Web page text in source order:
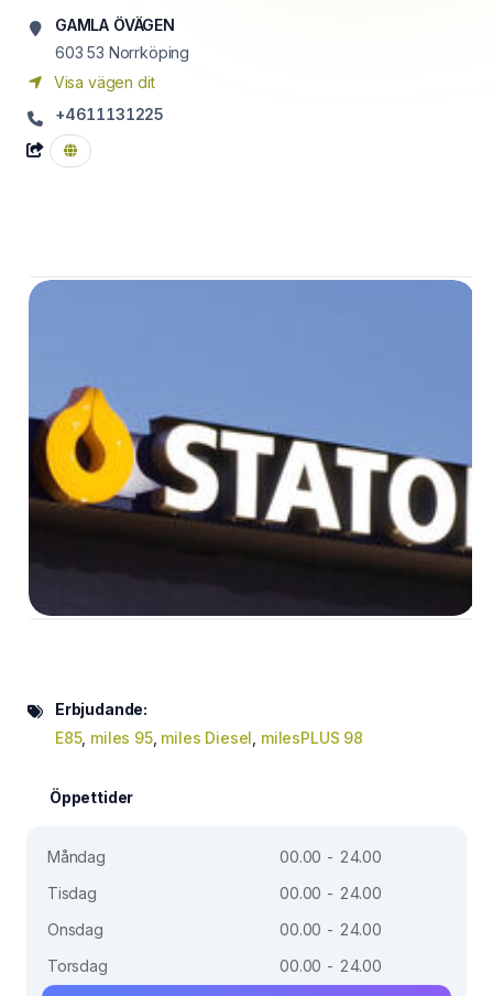
GAMLA ÖVÄGEN
603 53 Norrköping
Visa vägen dit
+4611131225
Erbjudande:
E85, miles 95, miles Diesel milesPLUS 98
Öppettider
Måndag
00.00 - 24.00
Tisdag
00.00 - 24.00
Onsdag
00.00 - 24.00
Torsdag
00.00 - 24.00